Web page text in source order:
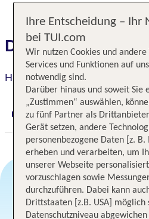
Das erwartet Sie
Holiday Inn Express
Digitaler und
Ihre Entscheidung – Ihr
bei TUI.com
Wir nutzen Cookies und
Services und Funktionen auf
notwendig sind.
Darüber hinaus und soweit Sie
„Zustimmen“ auswählen,
zu fünf Partner als
Gerät setzen, andere
personenbezogene Daten [z. B.
erheben und verarbeiten, um
unserer Webseite
vorzuschlagen sowie
durchzuführen. Dabei kann
Drittstaaten [z.B. USA] möglich
Datenschutzniveau